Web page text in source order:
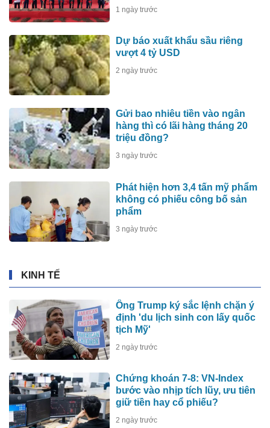
1 ngày trước
Dự báo xuất khẩu sầu riêng
vượt 4 tỷ USD
2 ngày trước
Gửi bao nhiêu tiền vào ngân
hàng thì có lãi hàng tháng 20
triệu đồng?
3 ngày trước
Phát hiện hơn 3,4 tấn mỹ phẩm
không có phiếu công bố sản
phẩm
3 ngày trước
KINH TẾ
Ông Trump ký sắc lệnh chặn ý
định 'du lịch sinh con lấy quốc
tịch Mỹ'
2 ngày trước
Chứng khoán 7-8: VN-Index
bước vào nhịp tích lũy, ưu tiên
giữ tiền hay cổ phiếu?
2 ngày trước